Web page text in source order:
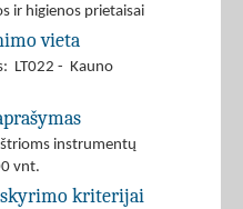
ir higienos prietaisai
vieta
LT022 - Kauno
instrumentų
vnt.
kriterijai